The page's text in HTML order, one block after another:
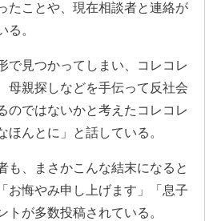
たことや、現在相談者と連絡が
る。
で見つかってしまい、コレコレ
母親探しなどを手伝って反社会
のではないかと考えたコレコレ
ほんとに」と話している。
も、まさかこんな結末になると
お悔やみ申し上げます」「息子
トが多数投稿されている。